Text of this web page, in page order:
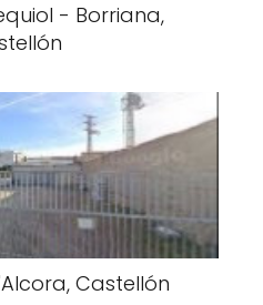
- Borriana,
Castellón